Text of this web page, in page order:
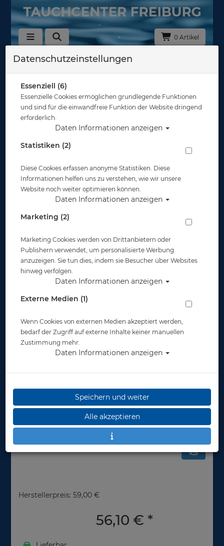
0 Artikel
Zurück
Scubapro Schnorchel - Spectra Dry -
Weiß Transparent
Artikelnr.: scu-26722600
Herstellerpreis: 59,00 €
56,10 € *
Datenschutzeinstellungen
Essenziell (6)
Essenzielle Cookies ermöglichen grundlegende Funktionen
und sind für die einwandfreie Funktion der Website dringend
erforderlich.
Daten Informationen anzeigen
Statistiken (2)
Diese Cookies erfassen anonyme Statistiken. Diese
Informationen helfen uns zu verstehen, wie wir unsere
Website noch weiter optimieren können.
Daten Informationen anzeigen
Marketing (2)
Marketing Cookies werden von Drittanbietern oder
Publishern verwendet, um personalisierte Werbung
anzuzeigen. Sie tun dies, indem sie Besucher über Websites
hinweg verfolgen.
Daten Informationen anzeigen
Externe Medien (1)
Wenn Cookies von externen Medien akzeptiert werden,
bedarf der Zugriff auf externe Inhalte keiner manuellen
Zustimmung mehr.
Daten Informationen anzeigen
Speichern und weiter
Alle akzeptieren